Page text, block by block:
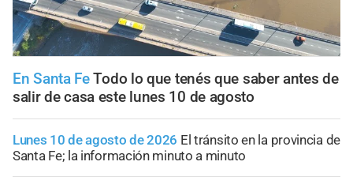
En Santa FeTodo lo que tenés que saber antes de
salir de casa este lunes 10 de agosto
Lunes 10 de agosto de 2026 El tránsito en la provincia de
Santa Fe; la información minuto a minuto